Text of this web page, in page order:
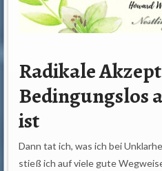
Radikale
Bedingungslos
ist
Dann tat ich, was ich bei
stieß ich auf viele gute